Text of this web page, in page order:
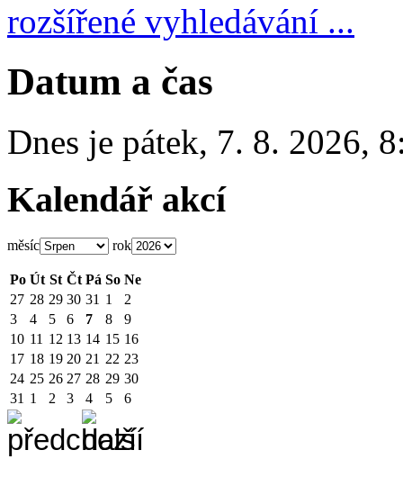
rozšířené vyhledávání ...
Datum a čas
Dnes je pátek, 7. 8. 2026,
Kalendář akcí
měsíc rok
Po Út St Čt Pá So Ne
27 28 29 30 31 1
2
3
4 5 6 7 8
9
10 11 12 13 14 15 16
17 18 19 20 21 22 23
24 25 26 27 28 29 30
31 1 2 3 4 5 6